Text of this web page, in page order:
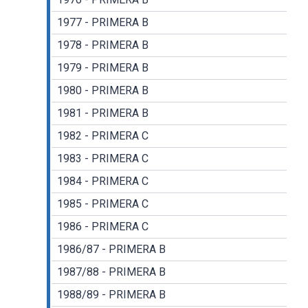
1977 - PRIMERA B
1978 - PRIMERA B
1979 - PRIMERA B
1980 - PRIMERA B
1981 - PRIMERA B
1982 - PRIMERA C
1983 - PRIMERA C
1984 - PRIMERA C
1985 - PRIMERA C
1986 - PRIMERA C
1986/87 - PRIMERA B
1987/88 - PRIMERA B
1988/89 - PRIMERA B